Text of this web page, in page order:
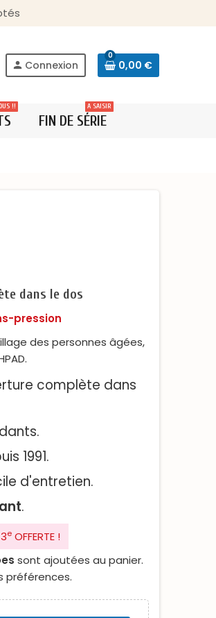
person Connexion
0
0,00 €
!!
FIN DE SÉRIE
A SAISIR
dans le dos
pression
des personnes âgées,
complète dans
1991.
d'entretien.
.
e OFFERTE !
sont ajoutées au panier.
préférences.